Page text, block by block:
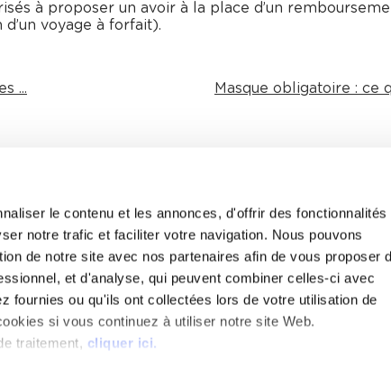
le contenu et les annonces, d'offrir des fonctionnalités
notre trafic et faciliter votre navigation. Nous pouvons
de notre site avec nos partenaires afin de vous proposer
et d'analyse, qui peuvent combiner celles-ci avec
fournies ou qu'ils ont collectées lors de votre utilisation de
si vous continuez à utiliser notre site Web.
traitement, cliquer ici.
à proposer un avoir à la place d’un
d’un voyage à forfait).
... Masque obligatoire : ce
INITIADROIT
L'AVOCAT DANS LA CITÉ
LA GRANDE BIBLIOTHÈQUE DU DROIT
MÉMOIRE AVOCATS 14|18